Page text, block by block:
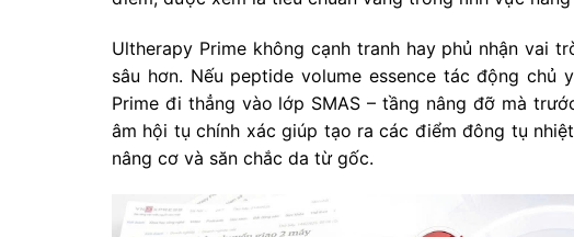
Ultherapy Prime không cạnh tranh hay phủ nhận
sâu hơn. Nếu peptide volume essence tác động
Prime đi thẳng vào lớp SMAS – tầng nâng đỡ mà
âm hội tụ chính xác giúp tạo ra các điểm đông tụ
nâng cơ và săn chắc da từ gốc.